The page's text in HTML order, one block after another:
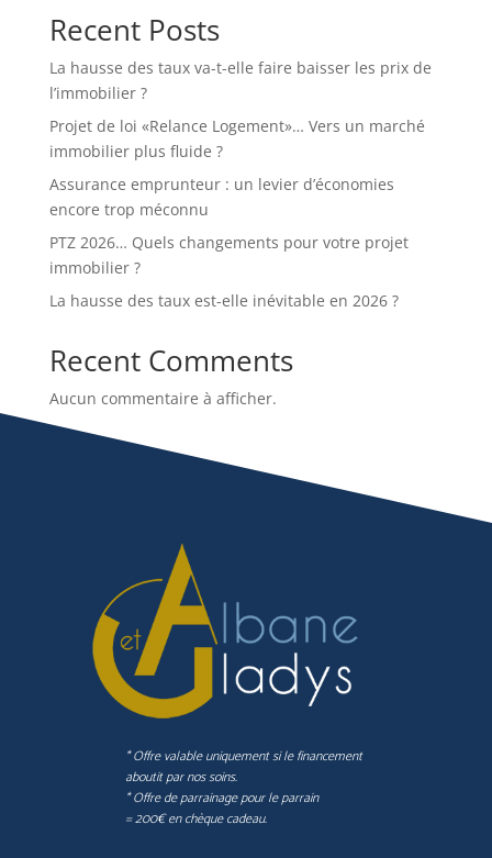
Recent Posts
La hausse des taux va-t-elle faire baisser les prix de
l’immobilier ?
Projet de loi «Relance Logement»… Vers un marché
immobilier plus fluide ?
Assurance emprunteur : un levier d’économies
encore trop méconnu
PTZ 2026… Quels changements pour votre projet
immobilier ?
La hausse des taux est-elle inévitable en 2026 ?
Recent Comments
Aucun commentaire à afficher.
* Offre valable uniquement si le financement
aboutit par nos soins.
* Offre de parrainage pour le parrain
= 200€ en chèque cadeau.